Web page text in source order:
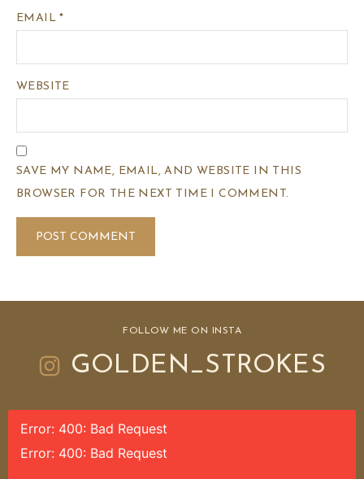
EMAIL*
WEBSITE
SAVE MY NAME, EMAIL, AND WEBSITE IN THIS
BROWSER FOR THE NEXT TIME I COMMENT.
FOLLOW ME ON INSTA
GOLDEN_STROKES
Error: 400: Bad Request
Error: 400: Bad Request